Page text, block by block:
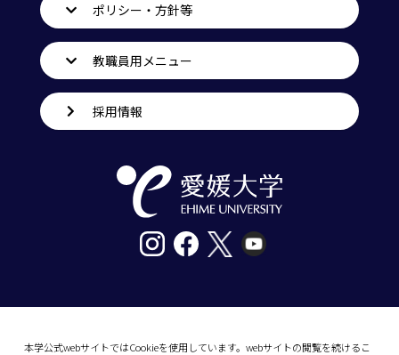
本学公式webサイトではCookieを使用しています。webサイトの閲覧を続けるこ
ポリシー・方針等
教職員用メニュー
採用情報